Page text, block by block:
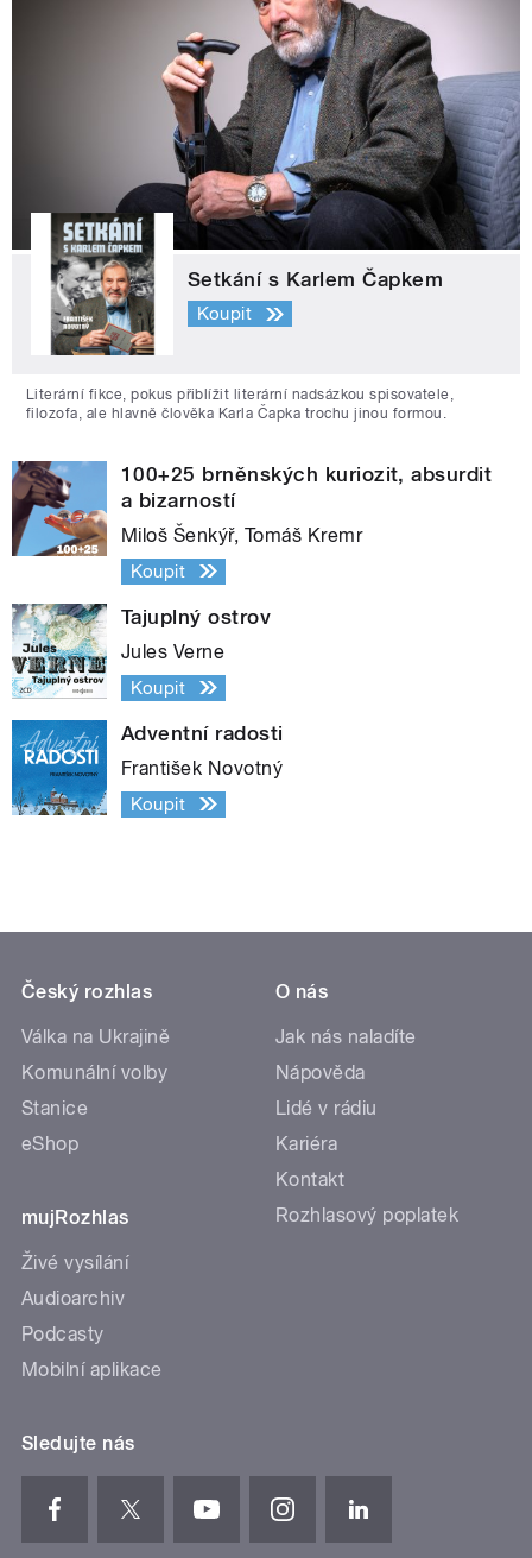
Setkání s Karlem Čapkem
Koupit
Literární fikce, pokus přiblížit literární nadsázkou spisovatele,
filozofa, ale hlavně člověka Karla Čapka trochu jinou formou.
100+25 brněnských kuriozit, absurdit
a bizarností
Miloš Šenkýř, Tomáš Kremr
Koupit
Tajuplný ostrov
Jules Verne
Koupit
Adventní radosti
František Novotný
Koupit
Český rozhlas
Válka na Ukrajině
Komunální volby
Stanice
eShop
mujRozhlas
Živé vysílání
Audioarchiv
Podcasty
Mobilní aplikace
O nás
Jak nás naladíte
Nápověda
Lidé v rádiu
Kariéra
Kontakt
Rozhlasový poplatek
Sledujte nás